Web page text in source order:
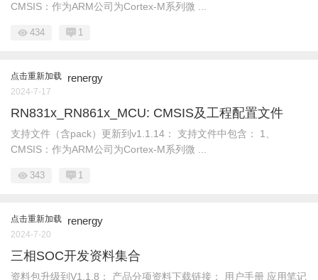
CMSIS：作为ARM公司为Cortex-M系列微 ...
434 1
点击重新加载 renergy
2024-7-17
RN831x_RN861x_MCU: CMSIS及工程配置文件
支持文件（含pack）更新到v1.1.14： 支持文件中包含： 1、
CMSIS：作为ARM公司为Cortex-M系列微 ...
343 1
点击重新加载 renergy
2024-7-20
三相SOC开发资料集合
资料包升级到V1.1.8： 产品分项资料下载链接： 用户手册 应用笔记